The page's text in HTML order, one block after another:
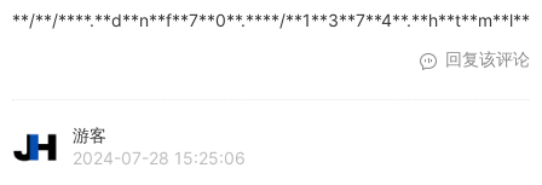
**/**/****.**d**n**f**7**0**.****/**1**3**7**4**.**h**t**m**l**
回复该评论
游客
2024-07-28 15:25:06